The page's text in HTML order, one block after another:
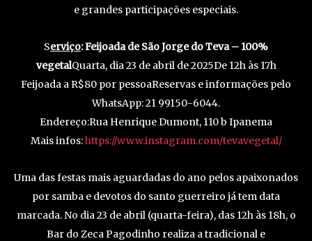
e grandes participações especiais.
Serviço:Feijoada de São Jorge do Teva – 100%
vegetalQuarta, dia 23 de abril de 2025De 12h às 17h
Feijoada a R$80 por pessoaReservas e informações pelo
WhatsApp: 21 99150-6044.
Endereço:Rua Henrique Dumont, 110 b Ipanema
Mais infos:https://www.instagram.com/tevavegetal/
Uma das festas mais aguardadas do ano pelos apaixonados
por samba e devotos do santo guerreiro já tem data
marcada. No dia 23 de abril (quarta-feira), das 12h às 18h, o
Bar do Zeca Pagodinho realiza a tradicional e